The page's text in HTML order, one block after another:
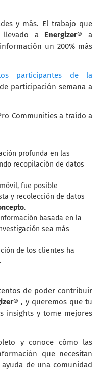
y más. El trabajo que
llevado a Energizer® a
un 200% más
participantes de la
participación semana a
Communities a traído a
profunda en las
recopilación de datos
fue posible
y recolección de datos
.
basada en la
sea más
de los clientes ha
de poder contribuir
, y queremos que tu
insights y tome mejores
y conoce cómo las
que necesitan
de una comunidad